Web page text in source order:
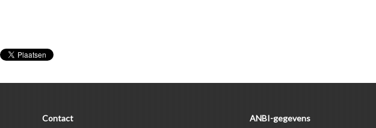
Contact
ANBI-gegevens